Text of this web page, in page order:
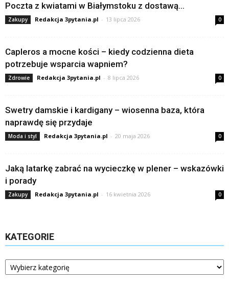
Poczta z kwiatami w Białymstoku z dostawą...
Zakupy Redakcja 3pytania.pl - 13 lipca 2026 0
Capleros a mocne kości – kiedy codzienna dieta
potrzebuje wsparcia wapniem?
Zdrowie Redakcja 3pytania.pl - 8 lipca 2026 0
Swetry damskie i kardigany – wiosenna baza, która
naprawdę się przydaje
Moda i styl Redakcja 3pytania.pl - 20 maja 2026 0
Jaką latarkę zabrać na wycieczkę w plener – wskazówki
i porady
Zakupy Redakcja 3pytania.pl - 16 kwietnia 2026 0
KATEGORIE
Kategorie